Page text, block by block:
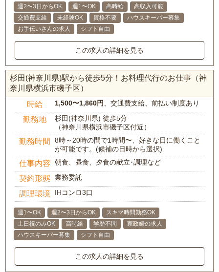
週2〜3日からOK 週1〜OK 高時給
高収入可能
交通費支給
未経験OK 資格不要
ハウスキーパー募集
お手伝いさんの求人
シフト自由
この求人の詳細を見る
杉田(神奈川県)駅から徒歩5分！お料理代行のお仕事（神
奈川県横浜市磯子区）
時給 1,500〜1,860円 、交通費支給、前払い制度あり
勤務地
杉田(神奈川県) 徒歩5分
（神奈川県横浜市磯子区付近）
勤務時間
8時～20時の間で1時間〜、好きな日に働くこと
が可能です。(候補の日時から選択)
仕事内容 朝食、昼食、夕食の献立･調理など
契約形態 業務委託
調理環境 IHコンロ3口
週1〜OK 週2〜3日からOK
スキマ時間勤務OK
土日祝のみOK
高時給 学歴不問
家政婦の求人
ハウスキーパー募集
シフト自由
この求人の詳細を見る